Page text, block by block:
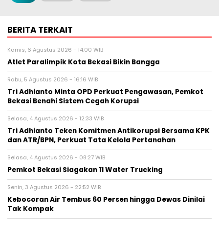
BERITA TERKAIT
Kamis, 6 Agustus 2026 - 14:00 WIB
Atlet Paralimpik Kota Bekasi Bikin Bangga
Rabu, 5 Agustus 2026 - 16:16 WIB
Tri Adhianto Minta OPD Perkuat Pengawasan, Pemkot
Bekasi Benahi Sistem Cegah Korupsi
Selasa, 4 Agustus 2026 - 12:33 WIB
Tri Adhianto Teken Komitmen Antikorupsi Bersama KPK
dan ATR/BPN, Perkuat Tata Kelola Pertanahan
Selasa, 4 Agustus 2026 - 08:27 WIB
Pemkot Bekasi Siagakan 11 Water Trucking
Senin, 3 Agustus 2026 - 22:52 WIB
Kebocoran Air Tembus 60 Persen hingga Dewas Dinilai
Tak Kompak